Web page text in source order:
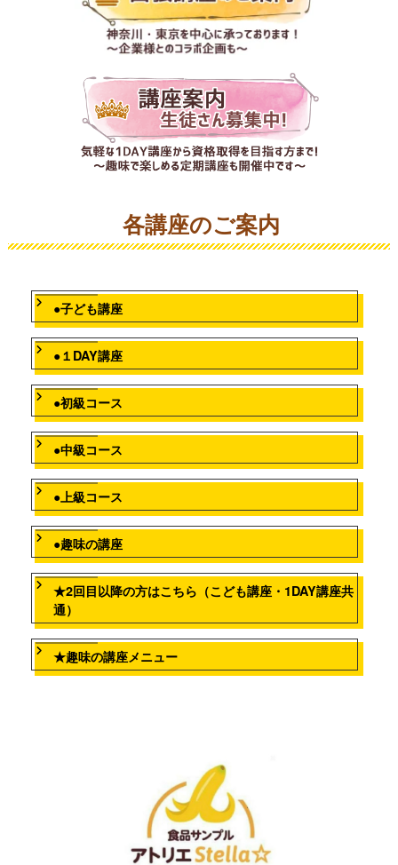
各講座のご案内
●子ども講座
●１DAY講座
●初級コース
●中級コース
●上級コース
●趣味の講座
★2回目以降の方はこちら（こども講座・1DAY講座共
通）
★趣味の講座メニュー